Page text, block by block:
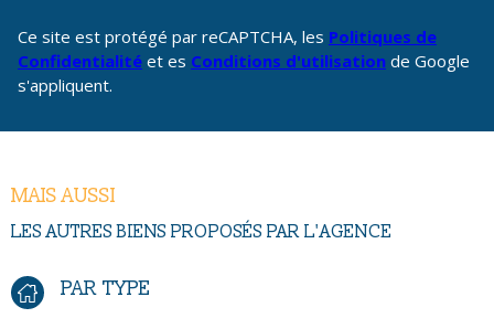
Ce site est protégé par reCAPTCHA, les Politiques de
Confidentialité et es Conditions d'utilisation de Google
s'appliquent.
MAIS AUSSI
LES AUTRES BIENS PROPOSÉS PAR L'AGENCE
PAR TYPE